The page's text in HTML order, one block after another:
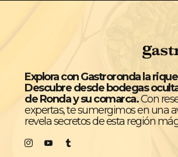
Explora con Gastroronda la
Descubre desde bodegas
de Ronda y su comarca.Con
expertas, te sumergimos en una
revela secretos de esta región